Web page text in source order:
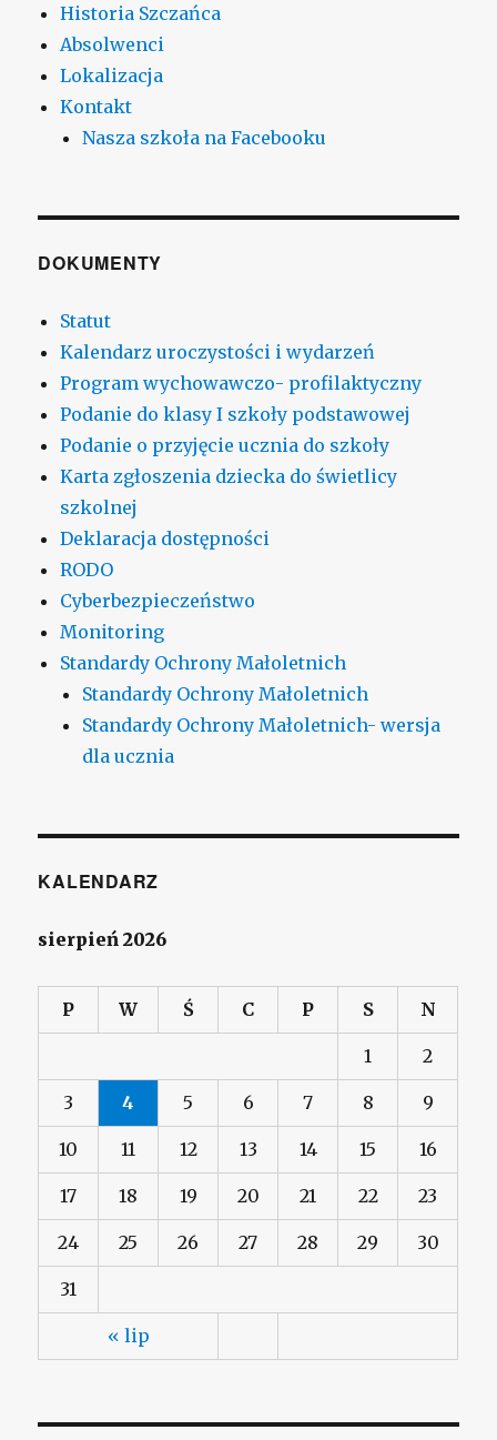
Historia Szczańca
Absolwenci
Lokalizacja
Kontakt
Nasza szkoła na Facebooku
DOKUMENTY
Statut
Kalendarz uroczystości i wydarzeń
Program wychowawczo- profilaktyczny
Podanie do klasy I szkoły podstawowej
Podanie o przyjęcie ucznia do szkoły
Karta zgłoszenia dziecka do świetlicy
szkolnej
Deklaracja dostępności
RODO
Cyberbezpieczeństwo
Monitoring
Standardy Ochrony Małoletnich
Standardy Ochrony Małoletnich
Standardy Ochrony Małoletnich- wersja
dla ucznia
KALENDARZ
sierpień 2026
P W Ś C P S N
« lip
1 2
3 4 5 6 7 8 9
10 11 12 13 14 15 16
17 18 19 20 21 22 23
24 25 26 27 28 29 30
31